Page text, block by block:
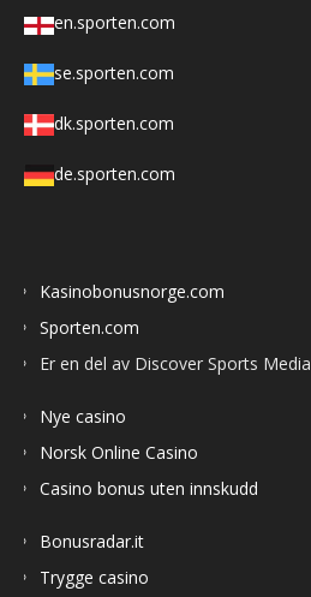
en.sporten.com
se.sporten.com
dk.sporten.com
de.sporten.com
Kasinobonusnorge.com
Sporten.com
Er en del av Discover Sports Media
Nye casino
Norsk Online Casino
Casino bonus uten innskudd
Bonusradar.it
Trygge casino